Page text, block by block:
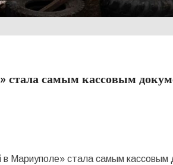
стала самым кассовым
Мариуполе» стала самым кассовым